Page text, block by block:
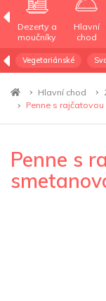
Dezerty a
moučníky
Hlavní
chod
Vegetariánské
Hlavní chod
Penne s
Penne s